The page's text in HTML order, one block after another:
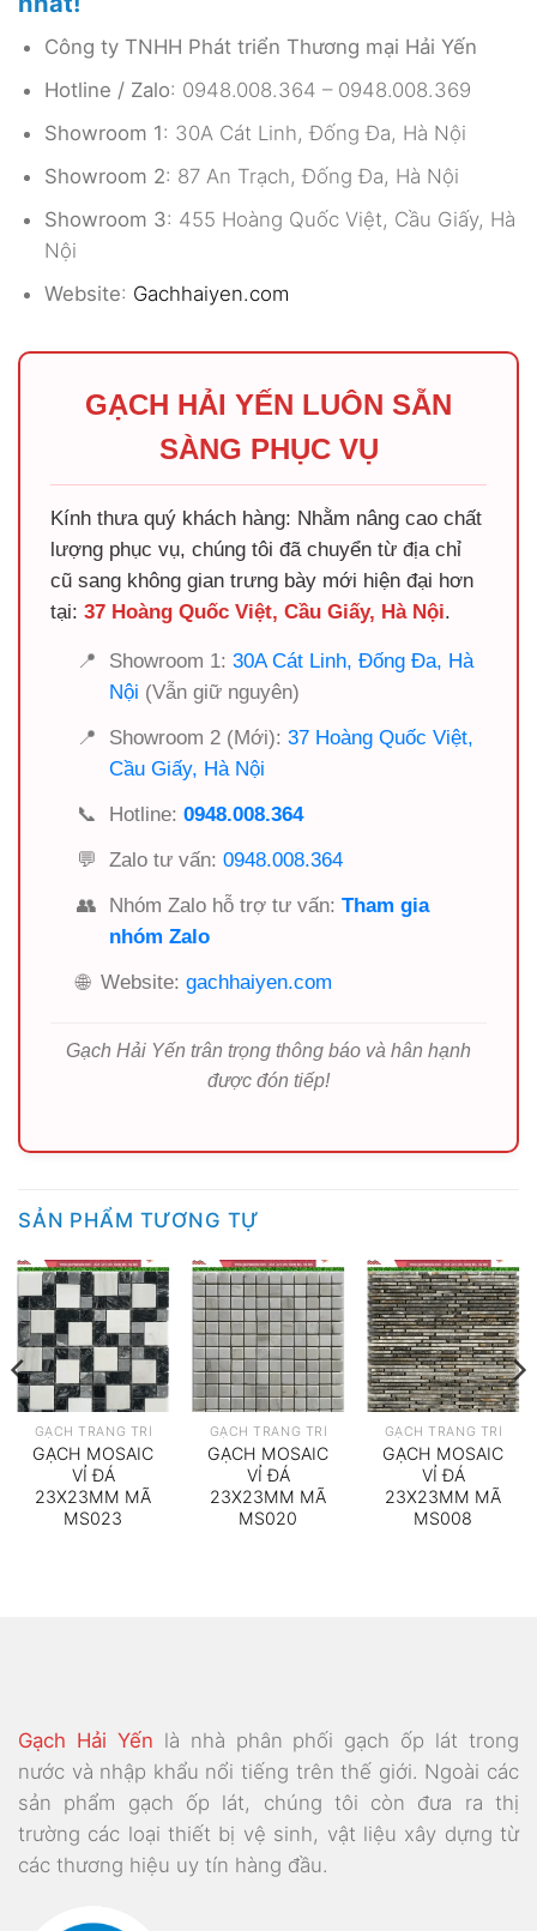
Công ty TNHH Phát triển Thương mại Hải Yến
Hotline / Zalo: 0948.008.364 – 0948.008.369
Showroom 1: 30A Cát Linh, Đống Đa, Hà Nội
Showroom 2: 87 An Trạch, Đống Đa, Hà Nội
Showroom 3: 455 Hoàng Quốc Việt, Cầu Giấy, Hà
Nội
Website: Gachhaiyen.com
GẠCH HẢI YẾN LUÔN SẴN
SÀNG PHỤC VỤ
Kính thưa quý khách hàng: Nhằm nâng cao chất
lượng phục vụ, chúng tôi đã chuyển từ địa chỉ
cũ sang không gian trưng bày mới hiện đại hơn
tại: 37 Hoàng Quốc Việt, Cầu Giấy, Hà Nội.
📍 Showroom 1: 30A Cát Linh, Đống Đa, Hà
Nội (Vẫn giữ nguyên)
📍
Showroom 2 (Mới): 37 Hoàng Quốc Việt,
Cầu Giấy, Hà Nội
📞
Hotline: 0948.008.364
💬
Zalo tư vấn: 0948.008.364
👥
Nhóm Zalo hỗ trợ tư vấn: Tham gia
nhóm Zalo
🌐 Website: gachhaiyen.com
Gạch Hải Yến trân trọng thông báo và hân hạnh
được đón tiếp!
SẢN PHẨM TƯƠNG TỰ
GẠCH TRANG TRÍ
GẠCH MOSAIC
VỈ ĐÁ
23X23MM MÃ
MS023
GẠCH TRANG TRÍ
GẠCH MOSAIC
VỈ ĐÁ
23X23MM MÃ
MS020
GẠCH TRANG TRÍ
GẠCH MOSAIC
VỈ ĐÁ
23X23MM MÃ
MS008
Gạch Hải Yến là nhà phân phối gạch ốp lát trong
nước và nhập khẩu nổi tiếng trên thế giới. Ngoài các
sản phẩm gạch ốp lát, chúng tôi còn đưa ra thị
trường các loại thiết bị vệ sinh, vật liệu xây dựng từ
các thương hiệu uy tín hàng đầu.